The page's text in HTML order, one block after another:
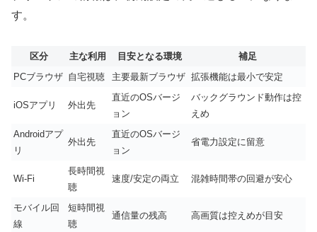
す。
区分 主な利用 目安となる環境
補足
PCブラウザ 自宅視聴 主要最新ブラウザ 拡張機能は最小で安定
iOSアプリ 外出先
直近のOSバージ
ョン
バックグラウンド動作は控
えめ
Androidアプ
リ
外出先
直近のOSバージ
ョン
省電力設定に留意
Wi-Fi
長時間視
聴
速度/安定の両立 混雑時間帯の回避が安心
モバイル回
線
短時間視
聴
通信量の残高 高画質は控えめが目安